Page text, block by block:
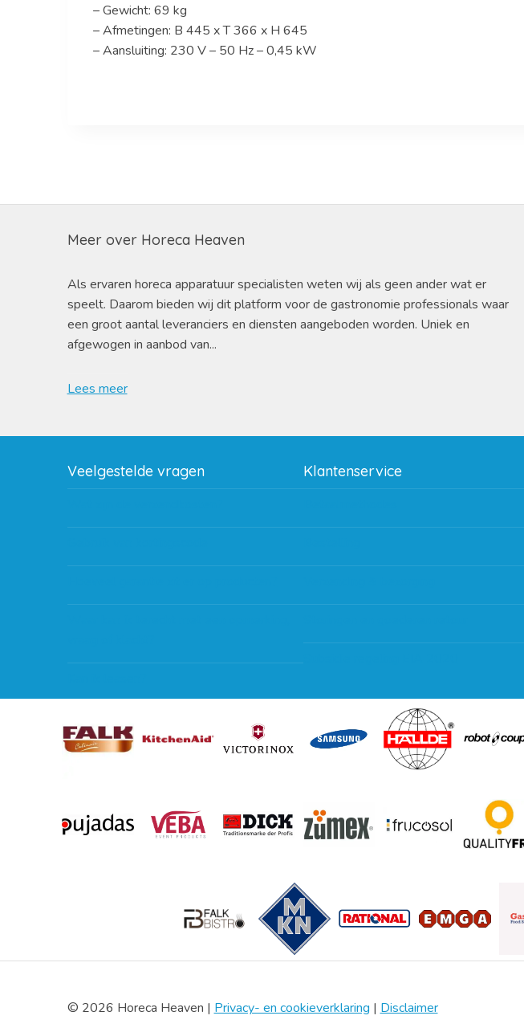
– Gewicht: 69 kg
– Afmetingen: B 445 x T 366 x H 645
– Aansluiting: 230 V – 50 Hz – 0,45 kW
Meer over Horeca Heaven
Als ervaren horeca apparatuur specialisten weten wij als geen ander wat er
speelt. Daarom bieden wij dit platform voor de gastronomie professionals waar
een groot aantal leveranciers en diensten aangeboden worden. Uniek en
afgewogen in aanbod van...
Lees meer
Veelgestelde vragen Klantenservice
Subsidie regeling EIA 2020
© 2026 Horeca Heaven | Privacy- en cookieverklaring | Disclaimer